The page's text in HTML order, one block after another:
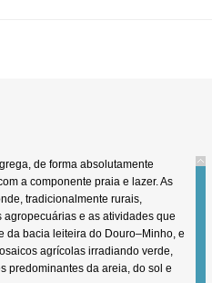
de forma absolutamente
a componente praia e lazer. As
tradicionalmente rurais,
e as atividades que
da bacia leiteira do Douro–Minho, e
agrícolas irradiando verde,
predominantes da areia, do sol e